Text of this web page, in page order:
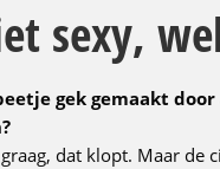
sexy,
gek gemaakt
dat klopt. Maar de